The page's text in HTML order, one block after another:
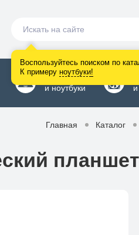
Воспользуйтесь поиском по
К примеру ноутбуки!
Компьютеры
и ноутбуки
и
Главная Каталог